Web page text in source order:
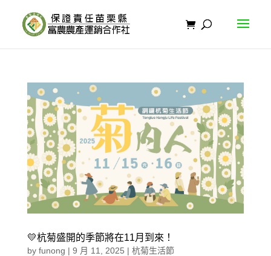
💛杭菊盛開的季節將在11月到來！
by funong | 9 月 11, 2025 | 杭菊生活節